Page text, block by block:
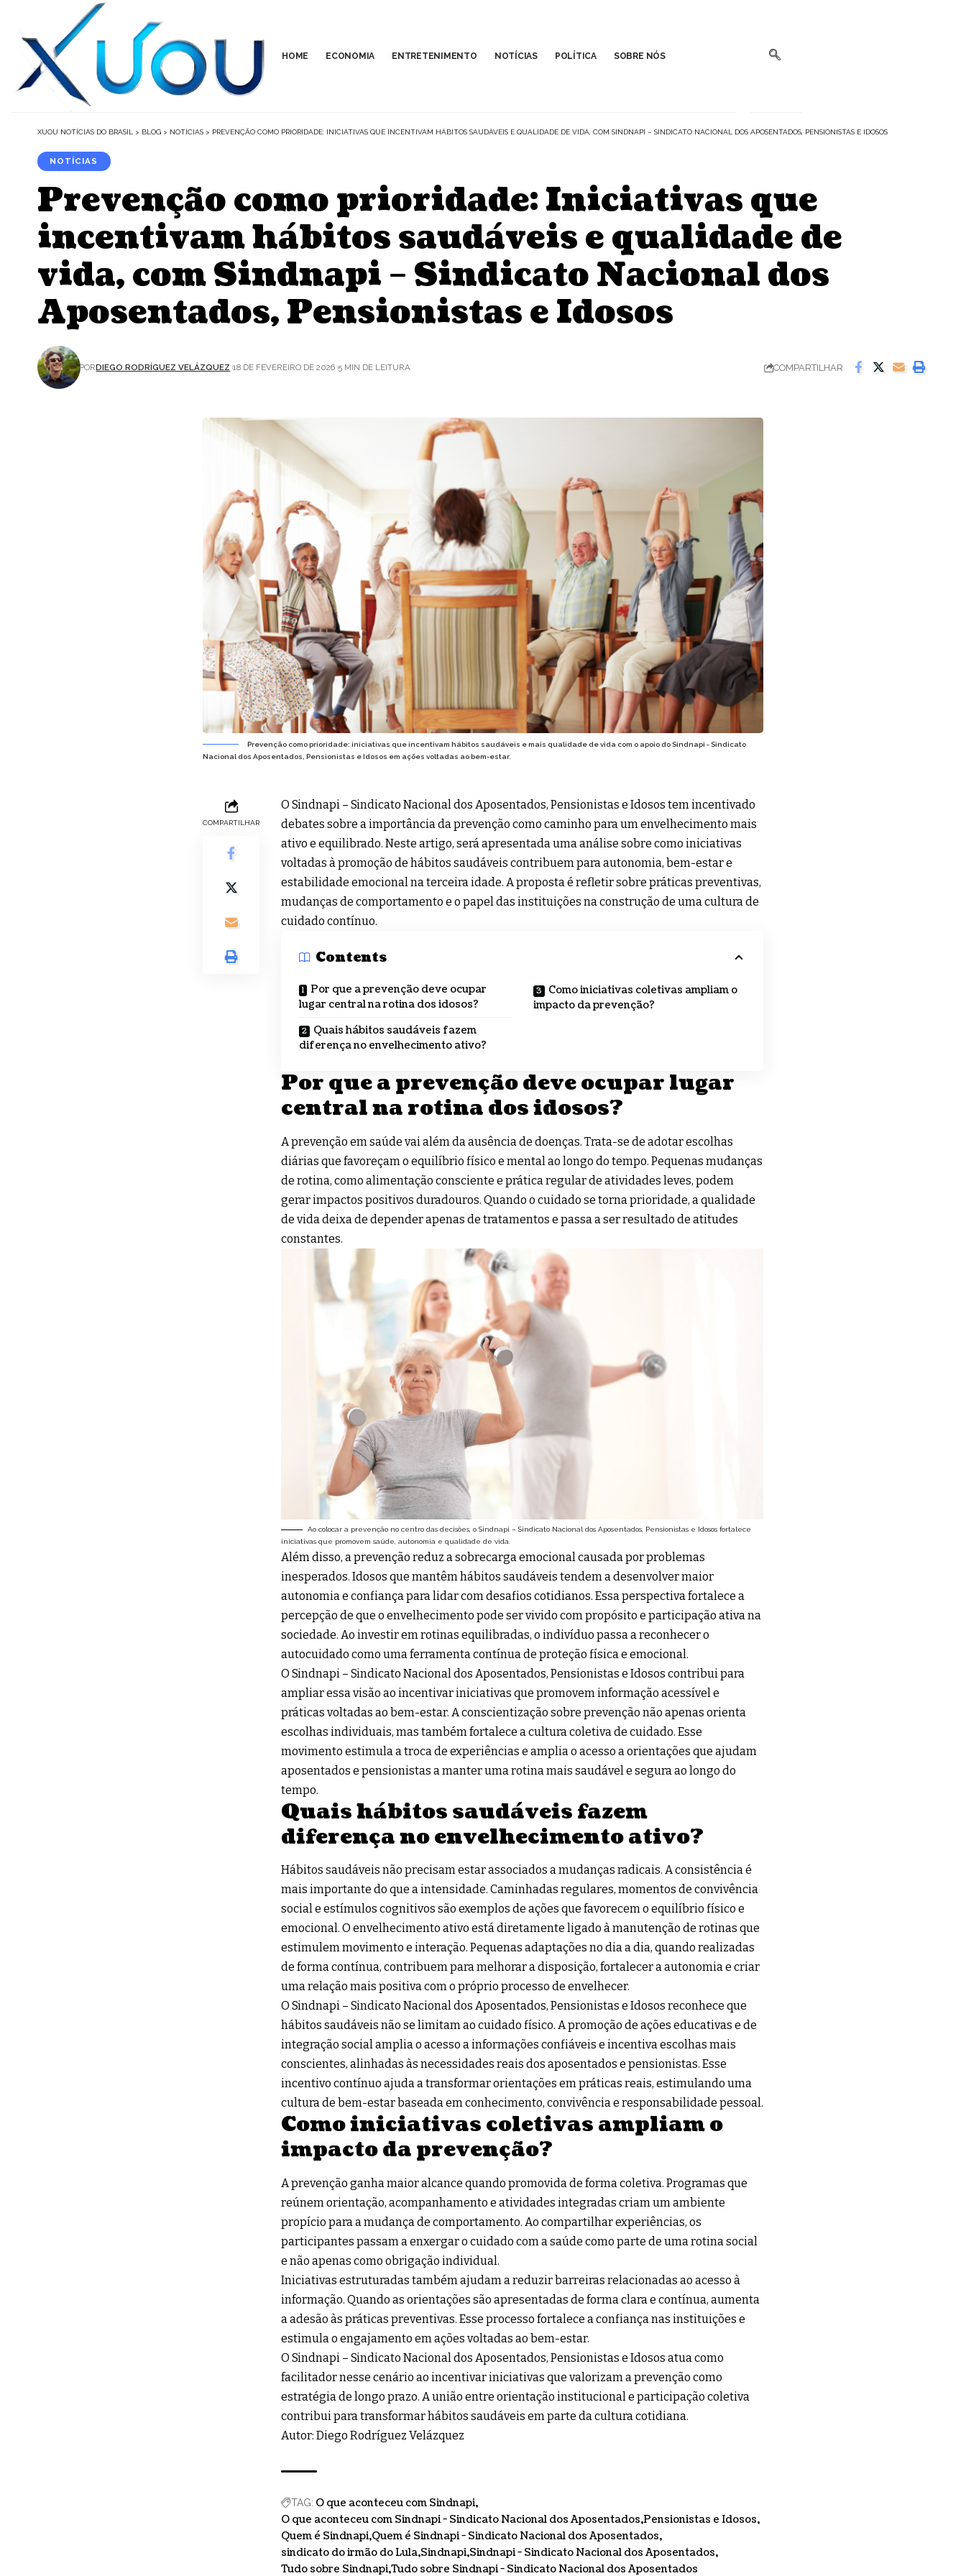
HOME ECONOMIA ENTRETENIMENTO NOTÍCIAS POLÍTICA SOBRE NÓS
XUOU NOTÍCIAS DO BRASIL > BLOG > NOTÍCIAS > PREVENÇÃO COMO PRIORIDADE: INICIATIVAS QUE INCENTIVAM HÁBITOS SAUDÁVEIS E QUALIDADE DE VIDA, COM SINDNAPI – SINDICATO NACIONAL DOS APOSENTADOS, PENSIONISTAS E IDOSOS
NOTÍCIAS
Prevenção como prioridade: Iniciativas que
incentivam hábitos saudáveis e qualidade de
vida, com Sindnapi – Sindicato Nacional dos
Aposentados, Pensionistas e Idosos
PORDIEGO RODRÍGUEZ VELÁZQUEZ 18 DE FEVEREIRO DE 2026 5 MIN DE LEITURA COMPARTILHAR
Prevenção como prioridade: iniciativas que incentivam hábitos saudáveis e mais qualidade de vida com o apoio do Sindnapi - Sindicato
Nacional dos Aposentados, Pensionistas e Idosos em ações voltadas ao bem-estar.
COMPARTILHAR
O Sindnapi – Sindicato Nacional dos Aposentados, Pensionistas e Idosos tem incentivado
debates sobre a importância da prevenção como caminho para um envelhecimento mais
ativo e equilibrado. Neste artigo, será apresentada uma análise sobre como iniciativas
voltadas à promoção de hábitos saudáveis contribuem para autonomia, bem-estar e
estabilidade emocional na terceira idade. A proposta é refletir sobre práticas preventivas,
mudanças de comportamento e o papel das instituições na construção de uma cultura de
cuidado contínuo.
Contents
Por que a prevenção deve ocupar
lugar central na rotina dos idosos?
Quais hábitos saudáveis fazem
diferença no envelhecimento ativo?
Como iniciativas coletivas ampliam o
impacto da prevenção?
Por que a prevenção deve ocupar lugar
central na rotina dos idosos?
A prevenção em saúde vai além da ausência de doenças. Trata-se de adotar escolhas
diárias que favoreçam o equilíbrio físico e mental ao longo do tempo. Pequenas mudanças
de rotina, como alimentação consciente e prática regular de atividades leves, podem
gerar impactos positivos duradouros. Quando o cuidado se torna prioridade, a qualidade
de vida deixa de depender apenas de tratamentos e passa a ser resultado de atitudes
constantes.
Ao colocar a prevenção no centro das decisões, o Sindnapi – Sindicato Nacional dos Aposentados, Pensionistas e Idosos fortalece
iniciativas que promovem saúde, autonomia e qualidade de vida.
Além disso, a prevenção reduz a sobrecarga emocional causada por problemas
inesperados. Idosos que mantêm hábitos saudáveis tendem a desenvolver maior
autonomia e confiança para lidar com desafios cotidianos. Essa perspectiva fortalece a
percepção de que o envelhecimento pode ser vivido com propósito e participação ativa na
sociedade. Ao investir em rotinas equilibradas, o indivíduo passa a reconhecer o
autocuidado como uma ferramenta contínua de proteção física e emocional.
O Sindnapi – Sindicato Nacional dos Aposentados, Pensionistas e Idosos contribui para
ampliar essa visão ao incentivar iniciativas que promovem informação acessível e
práticas voltadas ao bem-estar. A conscientização sobre prevenção não apenas orienta
escolhas individuais, mas também fortalece a cultura coletiva de cuidado. Esse
movimento estimula a troca de experiências e amplia o acesso a orientações que ajudam
aposentados e pensionistas a manter uma rotina mais saudável e segura ao longo do
tempo.
Quais hábitos saudáveis fazem
diferença no envelhecimento ativo?
Hábitos saudáveis não precisam estar associados a mudanças radicais. A consistência é
mais importante do que a intensidade. Caminhadas regulares, momentos de convivência
social e estímulos cognitivos são exemplos de ações que favorecem o equilíbrio físico e
emocional. O envelhecimento ativo está diretamente ligado à manutenção de rotinas que
estimulem movimento e interação. Pequenas adaptações no dia a dia, quando realizadas
de forma contínua, contribuem para melhorar a disposição, fortalecer a autonomia e criar
uma relação mais positiva com o próprio processo de envelhecer.
O Sindnapi – Sindicato Nacional dos Aposentados, Pensionistas e Idosos reconhece que
hábitos saudáveis não se limitam ao cuidado físico. A promoção de ações educativas e de
integração social amplia o acesso a informações confiáveis e incentiva escolhas mais
conscientes, alinhadas às necessidades reais dos aposentados e pensionistas. Esse
incentivo contínuo ajuda a transformar orientações em práticas reais, estimulando uma
cultura de bem-estar baseada em conhecimento, convivência e responsabilidade pessoal.
Como iniciativas coletivas ampliam o
impacto da prevenção?
A prevenção ganha maior alcance quando promovida de forma coletiva. Programas que
reúnem orientação, acompanhamento e atividades integradas criam um ambiente
propício para a mudança de comportamento. Ao compartilhar experiências, os
participantes passam a enxergar o cuidado com a saúde como parte de uma rotina social
e não apenas como obrigação individual.
Iniciativas estruturadas também ajudam a reduzir barreiras relacionadas ao acesso à
informação. Quando as orientações são apresentadas de forma clara e contínua, aumenta
a adesão às práticas preventivas. Esse processo fortalece a confiança nas instituições e
estimula o engajamento em ações voltadas ao bem-estar.
O Sindnapi – Sindicato Nacional dos Aposentados, Pensionistas e Idosos atua como
facilitador nesse cenário ao incentivar iniciativas que valorizam a prevenção como
estratégia de longo prazo. A união entre orientação institucional e participação coletiva
contribui para transformar hábitos saudáveis em parte da cultura cotidiana.
Autor: Diego Rodríguez Velázquez
TAG: O que aconteceu com Sindnapi
O que aconteceu com Sindnapi - Sindicato Nacional dos Aposentados Pensionistas e Idosos
Quem é Sindnapi Quem é Sindnapi - Sindicato Nacional dos Aposentados
sindicato do irmão do Lula Sindnapi Sindnapi - Sindicato Nacional dos Aposentados
Tudo sobre Sindnapi Tudo sobre Sindnapi - Sindicato Nacional dos Aposentados